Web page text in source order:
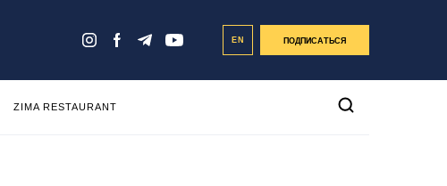
EN ПОДПИСАТЬСЯ
ZIMA RESTAURANT